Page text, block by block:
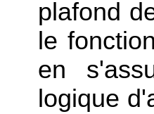
plafond
le
en
logique